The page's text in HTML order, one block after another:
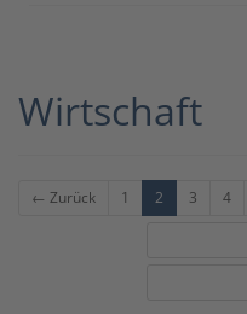
Wirtschaft
← Zurück 1 2 3 4